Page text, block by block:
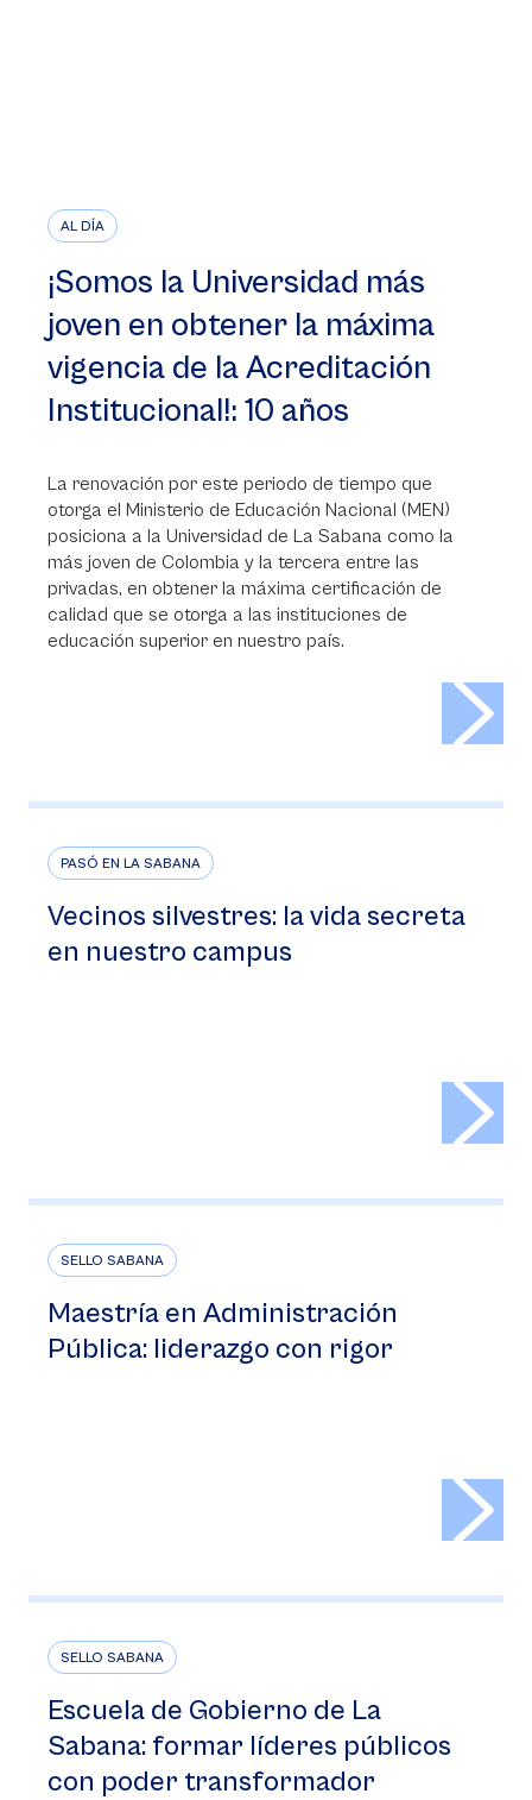
AL DÍA
¡Somos la Universidad más
joven en obtener la máxima
vigencia de la Acreditación
Institucional!: 10 años
La renovación por este periodo de tiempo que
otorga el Ministerio de Educación Nacional (MEN)
posiciona a la Universidad de La Sabana como la
más joven de Colombia y la tercera entre las
privadas, en obtener la máxima certificación de
calidad que se otorga a las instituciones de
educación superior en nuestro país.
PASÓ EN LA SABANA
Vecinos silvestres: la vida secreta
en nuestro campus
SELLO SABANA
Maestría en Administración
Pública: liderazgo con rigor
SELLO SABANA
Escuela de Gobierno de La
Sabana: formar líderes públicos
con poder transformador